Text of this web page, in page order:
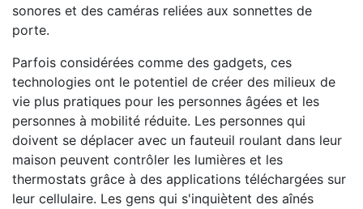
sonores et des caméras reliées aux sonnettes de
porte.
Parfois considérées comme des gadgets, ces
technologies ont le potentiel de créer des milieux de
vie plus pratiques pour les personnes âgées et les
personnes à mobilité réduite. Les personnes qui
doivent se déplacer avec un fauteuil roulant dans leur
maison peuvent contrôler les lumières et les
thermostats grâce à des applications téléchargées sur
leur cellulaire. Les gens qui s'inquiètent des aînés